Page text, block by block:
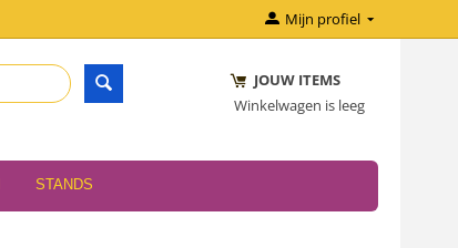
Mijn profiel
JOUW ITEMS
Winkelwagen is leeg
STANDS